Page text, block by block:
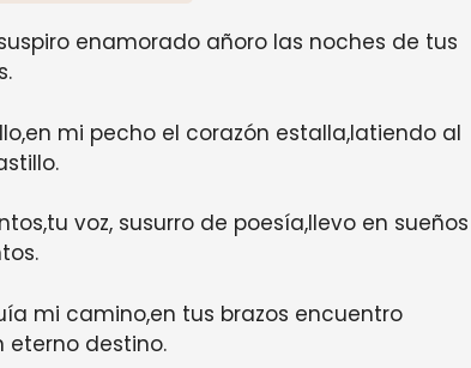
enamorado añoro las noches de tus
mi pecho el corazón estalla,latiendo al
voz, susurro de poesía,llevo en sueños
mi camino,en tus brazos encuentro
eterno destino.